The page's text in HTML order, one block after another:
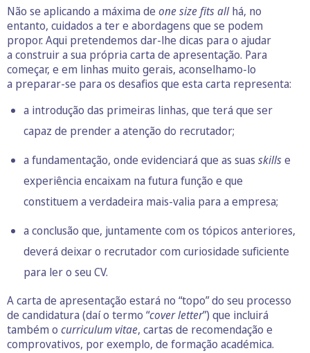
Não se aplicando a máxima de one size fits allhá, no
entanto, cuidados a ter e abordagens que se podem
propor. Aqui pretendemos dar-lhe dicas para o ajudar
a construir a sua própria carta de apresentação. Para
começar, e em linhas muito gerais, aconselhamo-lo
a preparar-se para os desafios que esta carta representa:
a introdução das primeiras linhas, que terá que ser
capaz de prender a atenção do recrutador;
a fundamentação, onde evidenciará que as suas skillse
experiência encaixam na futura função e que
constituem a verdadeira mais-valia para a empresa;
a conclusão que, juntamente com os tópicos anteriores,
deverá deixar o recrutador com curiosidade suficiente
para ler o seu CV.
A carta de apresentação estará no “topo” do seu processo
de candidatura (daí o termo “cover letter”) que incluirá
também o curriculum vitae, cartas de recomendação e
comprovativos, por exemplo, de formação académica.